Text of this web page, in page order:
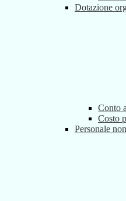
Dotazione
Conto
Costo
Personale